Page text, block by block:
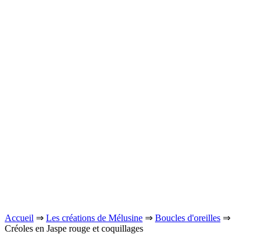
Accueil ⇒ Les créations de Mélusine ⇒ Boucles d'oreilles ⇒
Créoles en Jaspe rouge et coquillages